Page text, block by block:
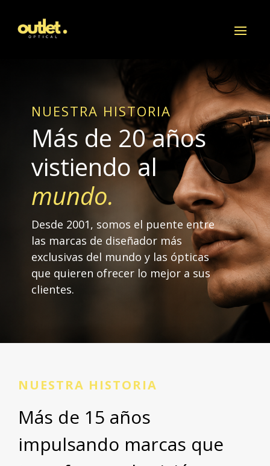
NUESTRA HISTORIA
Más de 20 años
vistiendo al
mundo.
Desde 2001, somos el puente entre
las marcas de diseñador más
exclusivas del mundo y las ópticas
que quieren ofrecer lo mejor a sus
clientes.
NUESTRA HISTORIA
Más de 15 años
impulsando marcas que